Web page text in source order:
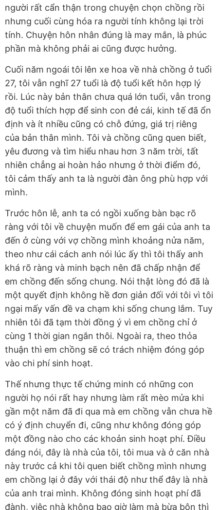
người rất cẩn thận trong chuyện chọn chồng rồi
nhưng cuối cùng hóa ra người tính không lại trời
tính. Chuyện hôn nhân đúng là may mắn, là phúc
phần mà không phải ai cũng được hưởng.
Cuối năm ngoái tôi lên xe hoa về nhà chồng ở tuổi
27, tôi vẫn nghĩ 27 tuổi là độ tuổi kết hôn hợp lý
rồi. Lúc này bản thân chưa quá lớn tuổi, vẫn trong
độ tuổi thích hợp để sinh con đẻ cái, kinh tế đã ổn
định và ít nhiều cũng có chỗ đứng, giá trị riêng
của bản thân mình. Tôi và chồng cũng quen biết,
yêu đương và tìm hiểu nhau hơn 3 năm trời, tất
nhiên chẳng ai hoàn hảo nhưng ở thời điểm đó,
tôi cảm thấy anh ta là người đàn ông phù hợp với
mình.
Trước hôn lễ, anh ta có ngồi xuống bàn bạc rõ
ràng với tôi về chuyện muốn để em gái của anh ta
đến ở cùng với vợ chồng mình khoảng nửa năm,
theo như cái cách anh nói lúc ấy thì tôi thấy anh
khá rõ ràng và minh bạch nên đã chấp nhận để
em chồng đến sống chung. Nói thật lòng đó đã là
một quyết định không hề đơn giản đối với tôi vì tôi
ngại mấy vấn đề va chạm khi sống chung lắm. Tuy
nhiên tôi đã tạm thời đồng ý vì em chồng chỉ ở
cùng 1 thời gian ngắn thôi. Ngoài ra, theo thỏa
thuận thì em chồng sẽ có trách nhiệm đóng góp
vào chi phí sinh hoạt.
Thế nhưng thực tế chứng minh có những con
người họ nói rất hay nhưng làm rất mèo mửa khi
gần một năm đã đi qua mà em chồng vẫn chưa hề
có ý định chuyển đi, cũng như không đóng góp
một đồng nào cho các khoản sinh hoạt phí. Điều
đáng nói, đây là nhà của tôi, tôi mua và ở căn nhà
này trước cả khi tôi quen biết chồng mình nhưng
em chồng lại ở đây với thái độ như thể đây là nhà
của anh trai mình. Không đóng sinh hoạt phí đã
đành, việc nhà không bao giờ làm mà bừa bộn thì